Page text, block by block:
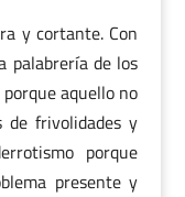
y cortante. Con
palabrería de los
aquello no
de frivolidades y
porque
presente y